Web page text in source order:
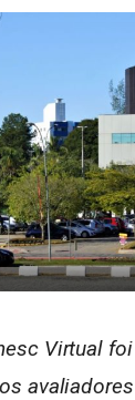
Virtual